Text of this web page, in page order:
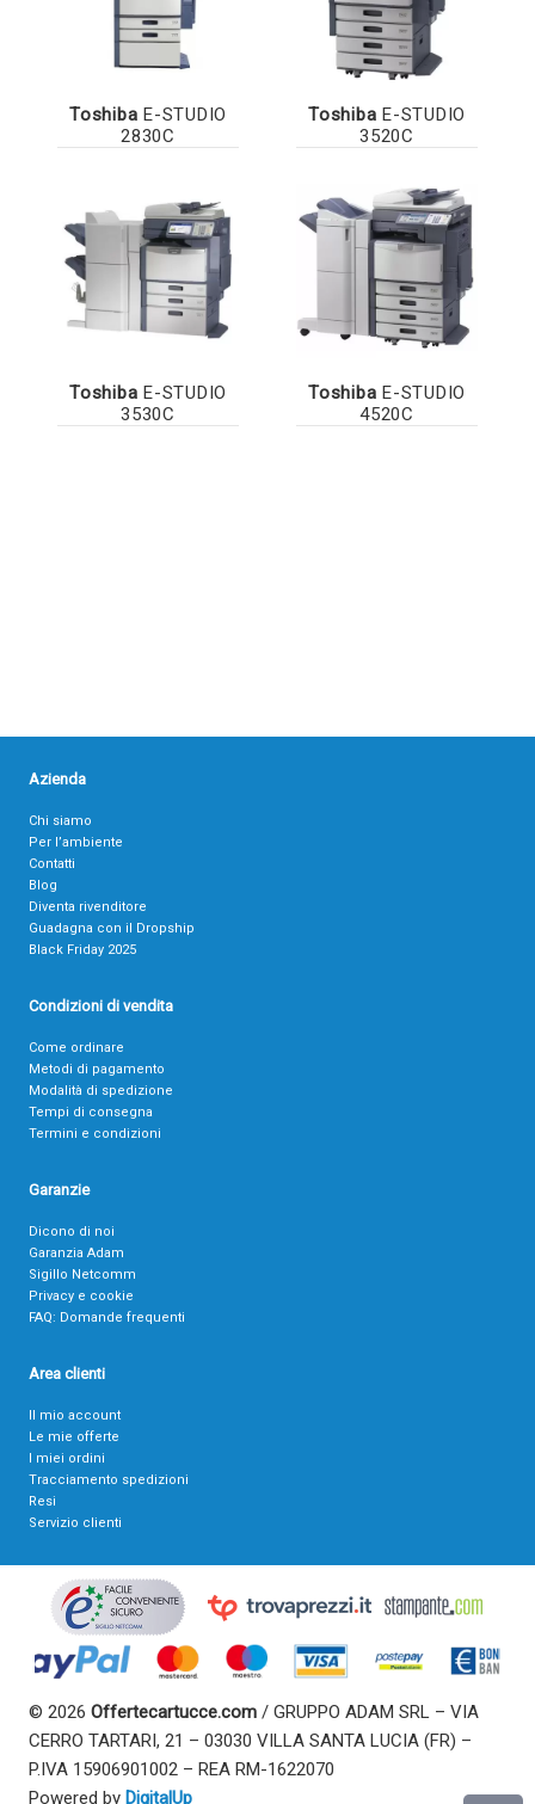
Toshiba E-STUDIO
2830C
Toshiba E-STUDIO
3520C
Toshiba E-STUDIO
3530C
Toshiba E-STUDIO
4520C
Azienda
Chi siamo
Per l’ambiente
Contatti
Blog
Diventa rivenditore
Guadagna con il Dropship
Black Friday 2025
Condizioni di vendita
Come ordinare
Metodi di pagamento
Modalità di spedizione
Tempi di consegna
Termini e condizioni
Garanzie
Dicono di noi
Garanzia Adam
Sigillo Netcomm
Privacy e cookie
FAQ: Domande frequenti
Area clienti
Il mio account
Le mie offerte
I miei ordini
Tracciamento spedizioni
Resi
Servizio clienti
© 2026 Offertecartucce.com / GRUPPO ADAM SRL – VIA
CERRO TARTARI, 21 – 03030 VILLA SANTA LUCIA (FR) –
P.IVA 15906901002 – REA RM-1622070
Powered by DigitalUp